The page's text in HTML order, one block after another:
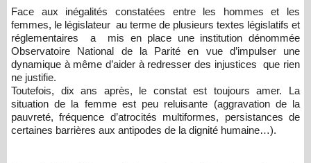
femmes, le législateur au terme de plusieurs textes législatifs et
réglementaires a mis en place une institution dénommée
Observatoire National de la Parité en vue d’impulser une
dynamique à même d’aider à redresser des injustices que rien
ne justifie.
Toutefois, dix ans après, le constat est toujours amer. La
situation de la femme est peu reluisante (aggravation de la
pauvreté, fréquence d’atrocités multiformes, persistances de
certaines barrières aux antipodes de la dignité humaine…).